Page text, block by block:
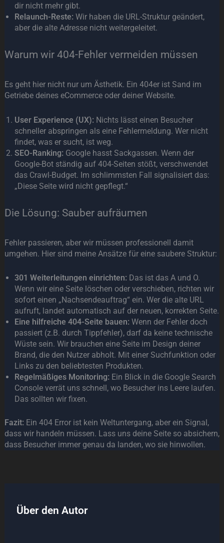
dir nicht mehr gibt.
Relaunch-Reste: Wir haben die URL-Struktur geändert,
aber die alte Adresse nicht weitergeleitet.
Warum wir 404-Fehler vermeiden müssen
Es geht hier nicht nur um Ästhetik. Ein 404er ist Sand im
Getriebe deines eCommerce oder deiner Website.
User Experience (UX): Nichts lässt einen Besucher
schneller abspringen als eine Fehlermeldung. Wer nicht
findet, was er sucht, ist weg.
SEO-Ranking: Google hasst Sackgassen. Wenn der
Google-Bot ständig auf 404-Seiten stößt, verschwendet
das Crawl-Budget. Im schlimmsten Fall signalisiert das:
„Diese Seite wird nicht gepflegt.“
Die Lösung: Sauber aufräumen
Fehler passieren, aber wir müssen professionell damit
umgehen. Hier sind meine Ansätze für eine saubere Struktur:
301 Weiterleitungen einrichten: Das ist das A und O.
Wenn wir eine Seite löschen oder verschieben, richten wir
sofort einen „Nachsendeauftrag“ ein. Wer die alte URL
aufruft, landet automatisch auf der neuen, korrekten Seite.
Eine hilfreiche 404-Seite bauen: Wenn der Fehler doch
passiert (z.B. durch Tippfehler), darf da keine technische
Wüste sein. Wir brauchen eine Seite im Design deiner
Brand, die den Nutzer abholt. Mit einer Suchfunktion oder
Links zu den beliebtesten Produkten.
Regelmäßiges Monitoring: Ein Blick in die Google Search
Console verrät uns schnell, wo Besucher ins Leere laufen.
Das sollten wir fixen.
Fazit: Ein 404 Error ist kein Weltuntergang, aber ein Signal,
dass wir handeln müssen. Lass uns deine Seite so absichern,
dass Besucher immer genau da landen, wo sie hinwollen.
Über den Autor